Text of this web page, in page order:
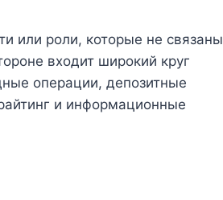
или роли, которые не связаны
входит широкий круг
операции, депозитные
и информационные